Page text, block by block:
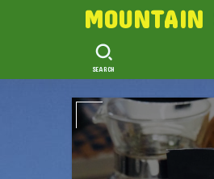
MOUNTAIN
SEARCH